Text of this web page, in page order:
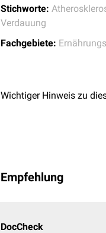
Stichworte:
Verdauung
Fachgebiete:
Wichtiger Hinweis zu
Empfehlung
DocCheck